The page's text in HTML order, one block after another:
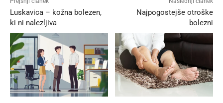
Luskavica – kožna bolezen,
ki ni nalezljiva
Najpogostejše otroške
bolezni